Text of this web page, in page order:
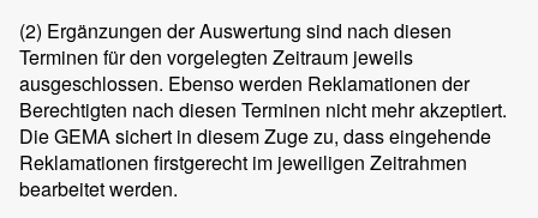
(2) Ergänzungen der Auswertung sind nach diesen
Terminen für den vorgelegten Zeitraum jeweils
ausgeschlossen. Ebenso werden Reklamationen der
Berechtigten nach diesen Terminen nicht mehr akzeptiert.
Die GEMA sichert in diesem Zuge zu, dass eingehende
Reklamationen firstgerecht im jeweiligen Zeitrahmen
bearbeitet werden.